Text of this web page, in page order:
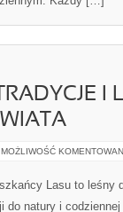
I
MOŻLIWOŚĆ
Lasu to leśny
do natury i